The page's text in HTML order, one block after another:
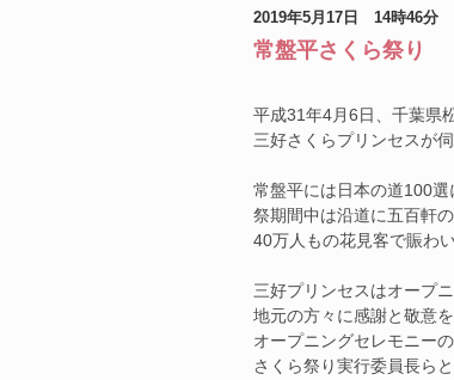
2019年5月17日 14時46分
常盤平さくら祭り
平成31年4月6日、千葉県
三好さくらプリンセスが伺
常盤平には日本の道100選
祭期間中は沿道に五百軒
40万人もの花見客で賑わい
三好プリンセスはオープ
地元の方々に感謝と敬意
オープニングセレモニー
さくら祭り実行委員長ら